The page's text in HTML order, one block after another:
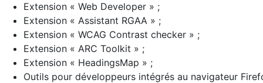
Extension « Web Developer » ;
Extension « Assistant RGAA » ;
Extension « WCAG Contrast checker » ;
Extension « ARC Toolkit » ;
Extension « HeadingsMap » ;
Outils pour développeurs intégrés au navigateur